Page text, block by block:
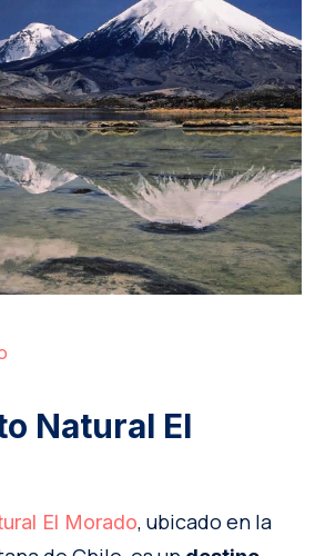
Natural El
El Morado, ubicado en la